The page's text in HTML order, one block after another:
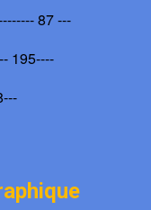
87 ---
195----